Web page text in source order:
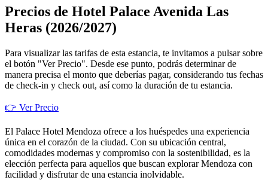
Precios de Hotel Palace Avenida Las
Heras (2026/2027)
Para visualizar las tarifas de esta estancia, te invitamos a pulsar sobre
el botón "Ver Precio". Desde ese punto, podrás determinar de
manera precisa el monto que deberías pagar, considerando tus fechas
de check-in y check out, así como la duración de tu estancia.
👉 Ver Precio
El Palace Hotel Mendoza ofrece a los huéspedes una experiencia
única en el corazón de la ciudad. Con su ubicación central,
comodidades modernas y compromiso con la sostenibilidad, es la
elección perfecta para aquellos que buscan explorar Mendoza con
facilidad y disfrutar de una estancia inolvidable.